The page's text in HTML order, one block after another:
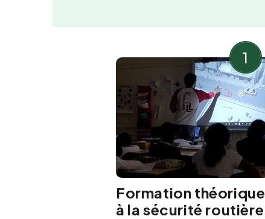
1
Formation théorique
à la sécurité routière